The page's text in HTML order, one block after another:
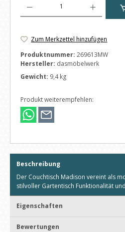
Zum Merkzettel hinzufügen
Produktnummer: 269613MW
Hersteller: dasmöbelwerk
Gewicht: 9,4 kg
Produkt weiterempfehlen:
Beschreibung
Der Couchtisch Madison vereint als
stilvoller Gartentisch Funktionalität
Eigenschaften
Bewertungen